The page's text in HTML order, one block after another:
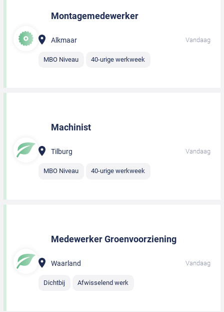
Montagemedewerker
Alkmaar Vandaag
MBO Niveau 40-urige werkweek
Machinist
Tilburg Vandaag
MBO Niveau 40-urige werkweek
Medewerker Groenvoorziening
Waarland Vandaag
Dichtbij Afwisselend werk